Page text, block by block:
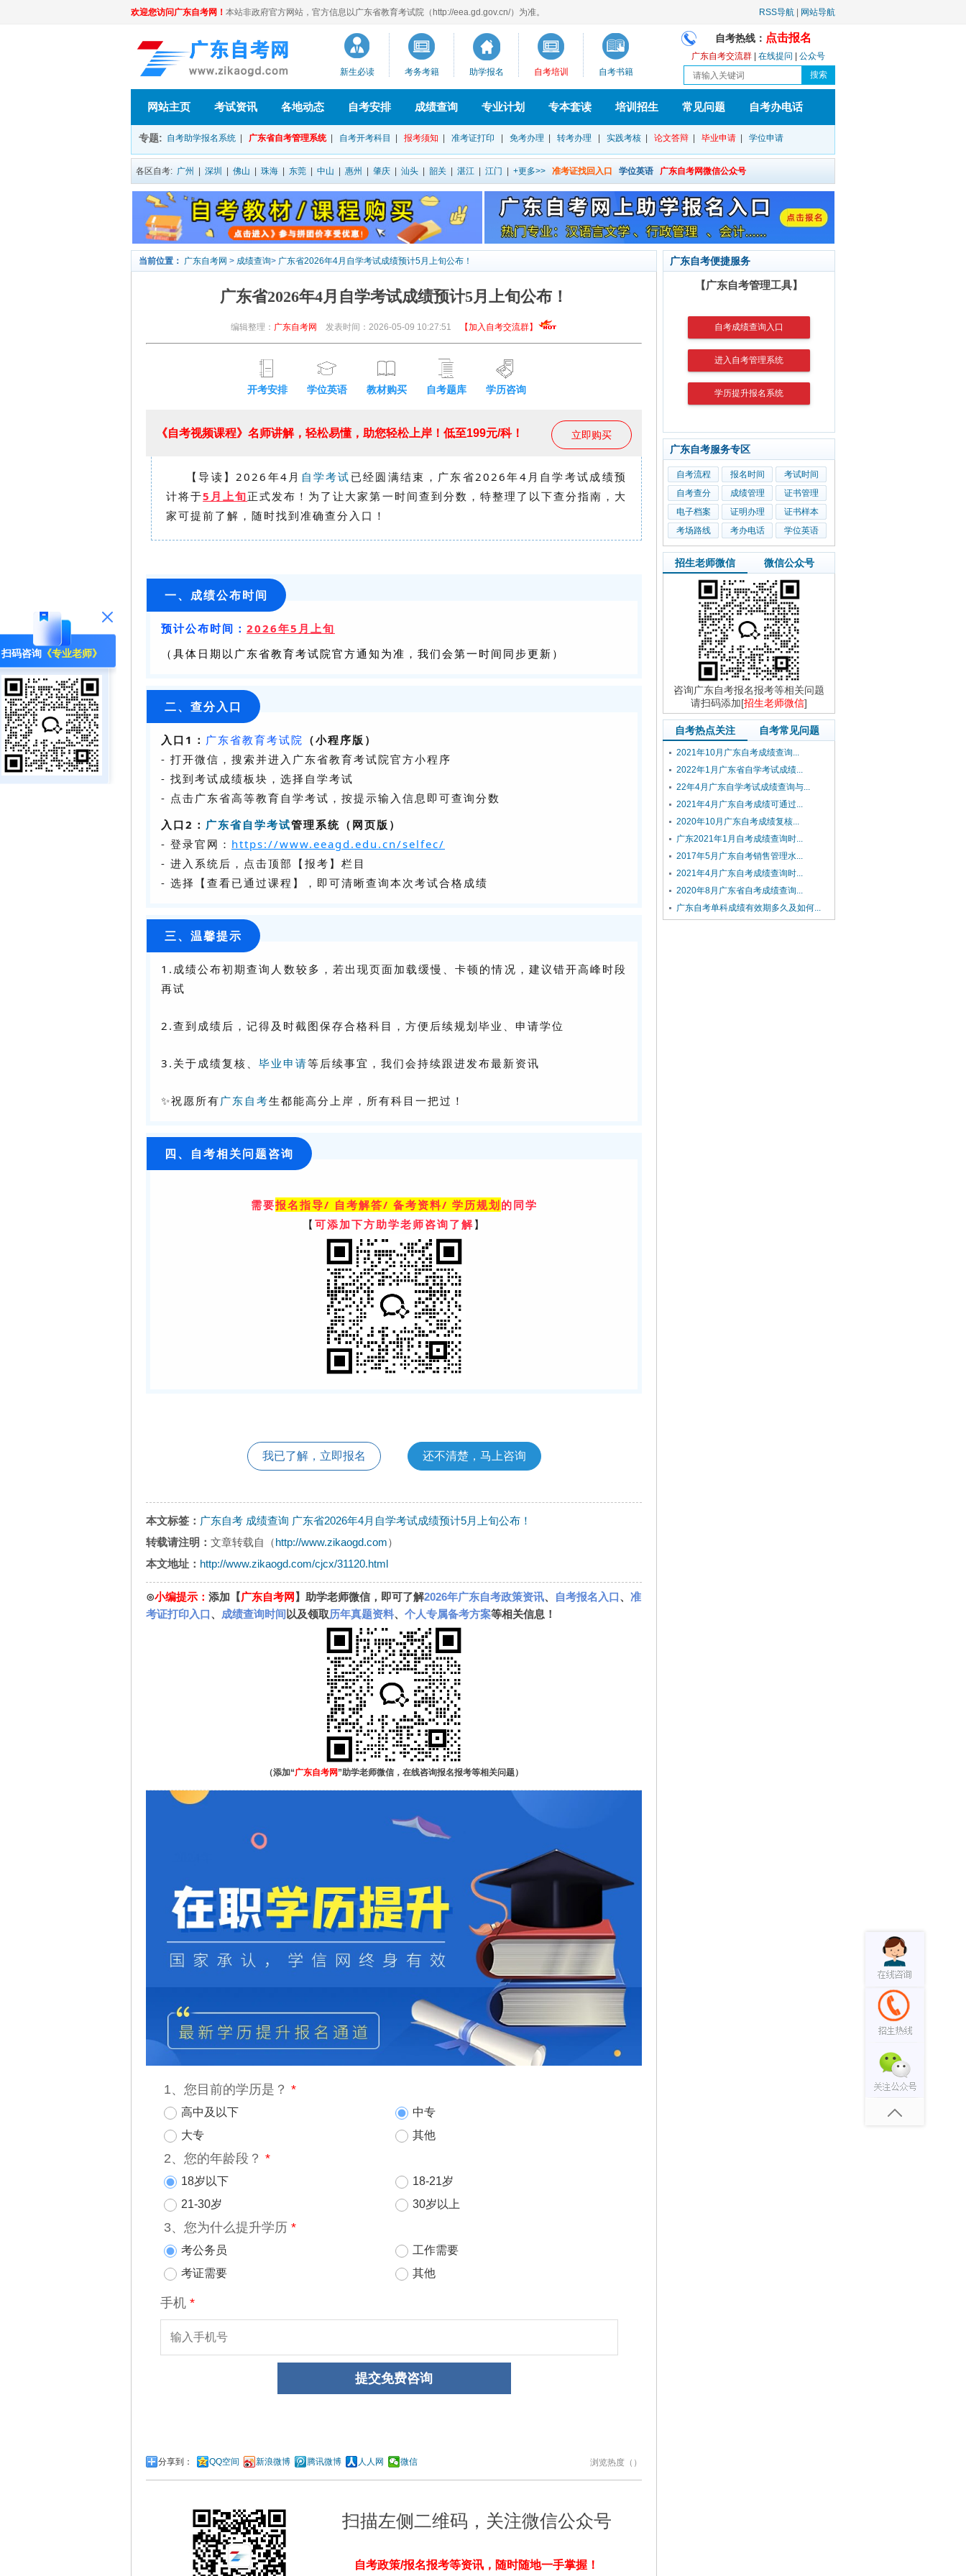
扫码咨询 《专业老师》
欢迎您访问广东自考网！ 本站非政府官方网站，官方信息以广东省教育考试院（http://eea.gd.gov.cn/）为准。 RSS导航 网站导航
新生必读 考务考籍 助学报名 自考培训 自考书籍
自考热线： 点击报名
广东自考交流群 在线提问 公众号
网站主页 考试资讯 各地动态 自考安排 成绩查询 专业计划 专本套读 培训招生 常见问题 自考办电话
专题: 自考助学报名系统 广东省自考管理系统 自考开考科目 报考须知 准考证打印 免考办理 转考办理 实践考核 论文答辩 毕业申请 学位申请
各区自考: 广州 深圳 佛山 珠海 东莞 中山 惠州 肇庆 汕头 韶关 湛江 江门 +更多>> 准考证找回入口 学位英语 广东自考网微信公众号
当前位置： 广东自考网 > 成绩查询> 广东省2026年4月自学考试成绩预计5月上旬公布！
广东省2026年4月自学考试成绩预计5月上旬公布！
编辑整理： 广东自考网 发表时间：2026-05-09 10:27:51 【加入自考交流群】
开考安排 学位英语 教材购买 自考题库 学历咨询
立即购买
《自考视频课程》名师讲解，轻松易懂，助您轻松上岸！低至199元/科！
【导读】2026年4月 自学考试 已经圆满结束，广东省2026年4月自学考试成绩预
计将于5月上旬正式发布！为了让大家第一时间查到分数，特整理了以下查分指南，大
家可提前了解，随时找到准确查分入口！
一、成绩公布时间
预计公布时间： 2026年5月上旬
（具体日期以广东省教育考试院官方通知为准，我们会第一时间同步更新）
二、查分入口
入口1： 广东省教育考试院 （小程序版）
- 打开微信，搜索并进入广东省教育考试院官方小程序
- 找到考试成绩板块，选择自学考试
- 点击广东省高等教育自学考试，按提示输入信息即可查询分数
入口2： 广东省自学考试管理系统（网页版）
- 登录官网： https://www.eeagd.edu.cn/selfec/
- 进入系统后，点击顶部【报考】栏目
- 选择【查看已通过课程】，即可清晰查询本次考试合格成绩
三、温馨提示
1.成绩公布初期查询人数较多，若出现页面加载缓慢、卡顿的情况，建议错开高峰时段
再试
2.查到成绩后，记得及时截图保存合格科目，方便后续规划毕业、申请学位
3.关于成绩复核、 毕业申请等后续事宜，我们会持续跟进发布最新资讯
✨祝愿所有广东自考生都能高分上岸，所有科目一把过！
四、自考相关问题咨询
需要报名指导/ 自考解答/ 备考资料/ 学历规划的同学
【 可添加下方助学老师咨询了解】
我已了解，立即报名 还不清楚，马上咨询
本文标签： 广东自考 成绩查询 广东省2026年4月自学考试成绩预计5月上旬公布！
转载请注明： 文章转载自（http://www.zikaogd.com）
本文地址： http://www.zikaogd.com/cjcx/31120.html
⊙小编提示： 添加【广东自考网 】助学老师微信，即可了解2026年广东自考政策资讯、 自考报名入口、 准
考证打印入口、 成绩查询时间 以及领取历年真题资料、 个人专属备考方案等相关信息！
（添加“广东自考网 ”助学老师微信，在线咨询报名报考等相关问题）
分享到： QQ空间 新浪微博 腾讯微博 人人网 微信 浏览热度（ ）
扫描左侧二维码，关注微信公众号
自考政策/报名报考等资讯，随时随地一手掌握！
广东自考便捷服务
【广东自考管理工具】
自考成绩查询入口
进入自考管理系统
学历提升报名系统
广东自考服务专区
自考流程 报名时间
考试时间
自考查分
成绩管理
证书管理
电子档案
证明办理
证书样本
考场路线
考办电话 学位英语
招生老师微信 微信公众号
咨询广东自考报名报考等相关问题
请扫码添加[招生老师微信]
自考热点关注 自考常见问题
2021年10月广东自考成绩查询...
2022年1月广东省自学考试成绩...
22年4月广东自学考试成绩查询与...
2021年4月广东自考成绩可通过...
2020年10月广东自考成绩复核...
广东2021年1月自考成绩查询时...
2017年5月广东自考销售管理水...
2021年4月广东自考成绩查询时...
2020年8月广东省自考成绩查询...
广东自考单科成绩有效期多久及如何...